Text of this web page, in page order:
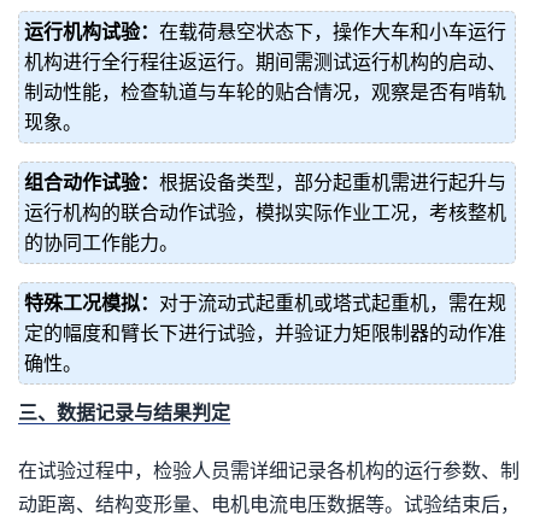
运行机构试验： 在载荷悬空状态下，操作大车和小车运行
机构进行全行程往返运行。期间需测试运行机构的启动、
制动性能，检查轨道与车轮的贴合情况，观察是否有啃轨
现象。
组合动作试验： 根据设备类型，部分起重机需进行起升与
运行机构的联合动作试验，模拟实际作业工况，考核整机
的协同工作能力。
特殊工况模拟： 对于流动式起重机或塔式起重机，需在规
定的幅度和臂长下进行试验，并验证力矩限制器的动作准
确性。
三、数据记录与结果判定
在试验过程中，检验人员需详细记录各机构的运行参数、制
动距离、结构变形量、电机电流电压数据等。试验结束后，